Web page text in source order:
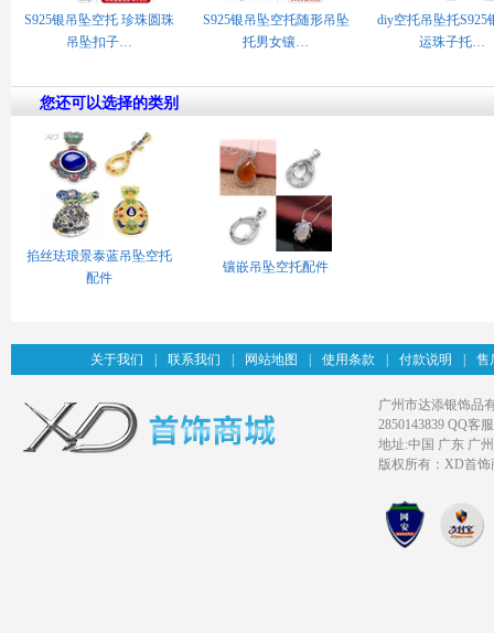
S925银吊坠空托 珍珠圆珠
吊坠扣子…
S925银吊坠空托随形吊坠
托男女镶…
diy空托吊坠托S925
运珠子托…
您还可以选择的类别
掐丝珐琅景泰蓝吊坠空托
配件
镶嵌吊坠空托配件
关于我们 联系我们 网站地图 使用条款 付款说明 售
广州市达添银饰品
2850143839 QQ客
地址:中国 广东 广
版权所有：XD首